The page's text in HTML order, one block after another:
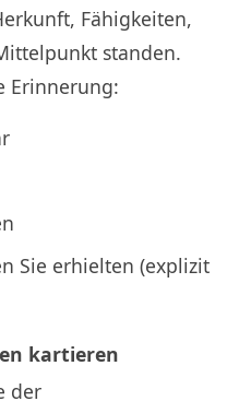
Fähigkeiten,
standen.
Erinnerung:
Sie erhielten (explizit
kartieren
der